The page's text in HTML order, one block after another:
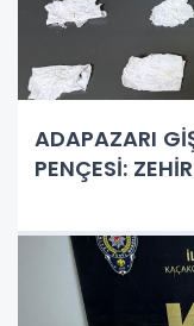
ADAPAZARI
PENÇESİ: